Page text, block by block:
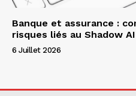
Banque et assurance :
risques liés au Shadow AI
6 Juillet 2026